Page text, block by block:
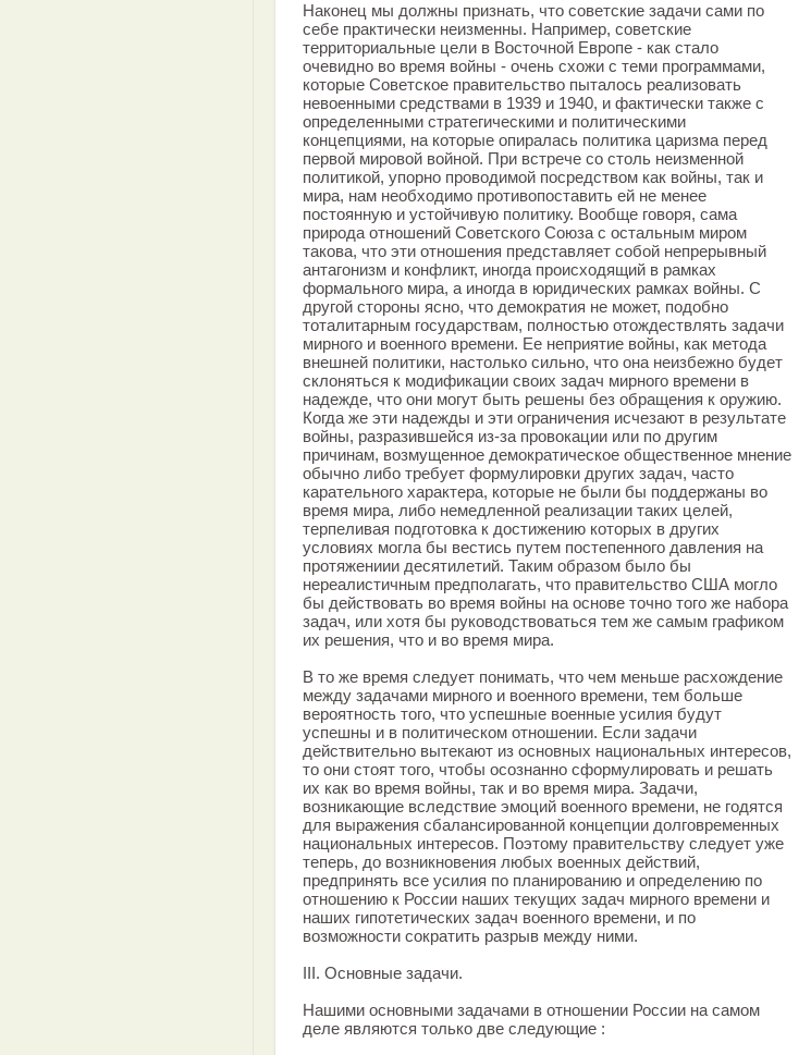
Наконец мы должны признать, что советские задачи сами по
себе практически неизменны. Например, советские
территориальные цели в Восточной Европе - как стало
очевидно во время войны - очень схожи с теми программами,
которые Советское правительство пыталось реализовать
невоенными средствами в 1939 и 1940, и фактически также с
определенными стратегическими и политическими
концепциями, на которые опиралась политика царизма перед
первой мировой войной. При встрече со столь неизменной
политикой, упорно проводимой посредством как войны, так и
мира, нам необходимо противопоставить ей не менее
постоянную и устойчивую политику. Вообще говоря, сама
природа отношений Советского Союза с остальным миром
такова, что эти отношения представляет собой непрерывный
антагонизм и конфликт, иногда происходящий в рамках
формального мира, а иногда в юридических рамках войны. С
другой стороны ясно, что демократия не может, подобно
тоталитарным государствам, полностью отождествлять задачи
мирного и военного времени. Ее неприятие войны, как метода
внешней политики, настолько сильно, что она неизбежно будет
склоняться к модификации своих задач мирного времени в
надежде, что они могут быть решены без обращения к оружию.
Когда же эти надежды и эти ограничения исчезают в результате
войны, разразившейся из-за провокации или по другим
причинам, возмущенное демократическое общественное мнение
обычно либо требует формулировки других задач, часто
карательного характера, которые не были бы поддержаны во
время мира, либо немедленной реализации таких целей,
терпеливая подготовка к достижению которых в других
условиях могла бы вестись путем постепенного давления на
протяжениии десятилетий. Таким образом было бы
нереалистичным предполагать, что правительство США могло
бы действовать во время войны на основе точно того же набора
задач, или хотя бы руководствоваться тем же самым графиком
их решения, что и во время мира.
В то же время следует понимать, что чем меньше расхождение
между задачами мирного и военного времени, тем больше
вероятность того, что успешные военные усилия будут
успешны и в политическом отношении. Если задачи
действительно вытекают из основных национальных интересов,
то они стоят того, чтобы осознанно сформулировать и решать
их как во время войны, так и во время мира. Задачи,
возникающие вследствие эмоций военного времени, не годятся
для выражения сбалансированной концепции долговременных
национальных интересов. Поэтому правительству следует уже
теперь, до возникновения любых военных действий,
предпринять все усилия по планированию и определению по
отношению к России наших текущих задач мирного времени и
наших гипотетических задач военного времени, и по
возможности сократить разрыв между ними.
III. Основные задачи.
Нашими основными задачами в отношении России на самом
деле являются только две следующие :